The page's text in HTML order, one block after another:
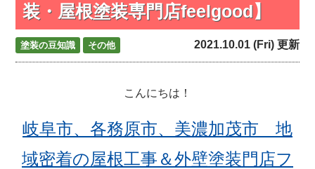
装・屋根塗装専門店feelgood】
塗装の豆知識 その他 2021.10.01 (Fri) 更新
こんにちは！
岐阜市、各務原市、美濃加茂市 地
域密着の屋根工事＆外壁塗装門店フ